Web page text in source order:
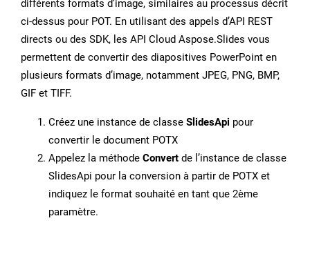
différents formats d’image, similaires au processus décrit
ci-dessus pour POT. En utilisant des appels d’API REST
directs ou des SDK, les API Cloud Aspose.Slides vous
permettent de convertir des diapositives PowerPoint en
plusieurs formats d’image, notamment JPEG, PNG, BMP,
GIF et TIFF.
Créez une instance de classe SlidesApi pour
convertir le document POTX
Appelez la méthode Convert de l’instance de classe
SlidesApi pour la conversion à partir de POTX et
indiquez le format souhaité en tant que 2ème
paramètre.